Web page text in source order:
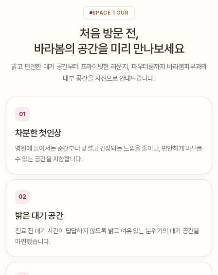
SPACE TOUR
처음 방문 전,
바라봄의 공간을 미리 만나보세요
밝고 편안한 대기 공간부터 프라이빗한 라운지, 파우더룸까지 바라봄피부과의
내부 공간을 사진으로 안내드립니다.
01
차분한 첫인상
병원에 들어서는 순간부터 낯설고 긴장되는 느낌을 줄이고, 편안하게 머무를
수 있는 공간을 지향합니다.
02
밝은 대기 공간
진료 전 대기 시간이 답답하지 않도록 밝고 여유 있는 분위기의 대기 공간을
마련했습니다.